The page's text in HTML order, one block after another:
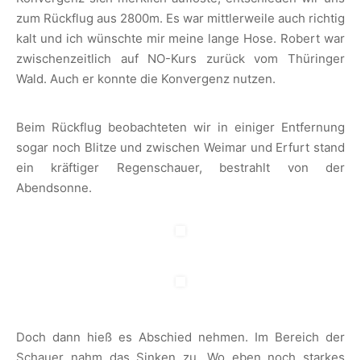
zum Rückflug aus 2800m. Es war mittlerweile auch richtig
kalt und ich wünschte mir meine lange Hose. Robert war
zwischenzeitlich auf NO-Kurs zurück vom Thüringer
Wald. Auch er konnte die Konvergenz nutzen.
Beim Rückflug beobachteten wir in einiger Entfernung
sogar noch Blitze und zwischen Weimar und Erfurt stand
ein kräftiger Regenschauer, bestrahlt von der
Abendsonne.
Doch dann hieß es Abschied nehmen. Im Bereich der